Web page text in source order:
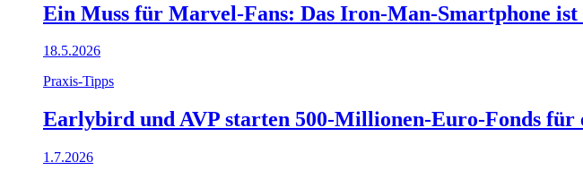
Ein Muss für Marvel-Fans: Das Iron-Man-Smartphone
18.5.2026
Praxis-Tipps
Earlybird und AVP starten 500-Millionen-Euro-Fonds für
1.7.2026